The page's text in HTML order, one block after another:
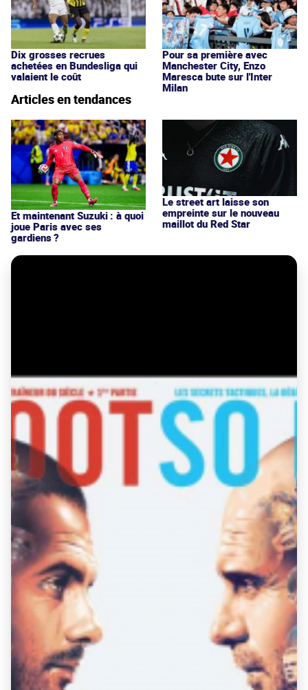
Dix grosses recrues
achetées en Bundesliga qui
valaient le coût
Pour sa première avec
Manchester City, Enzo
Maresca bute sur l'Inter
Milan
Articles en tendances
Et maintenant Suzuki : à quoi
joue Paris avec ses
gardiens ?
Le street art laisse son
empreinte sur le nouveau
maillot du Red Star